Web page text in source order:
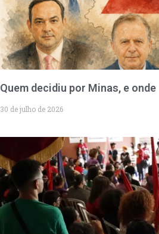
Quem decidiu por Minas, e onde
30 de julho de 2026